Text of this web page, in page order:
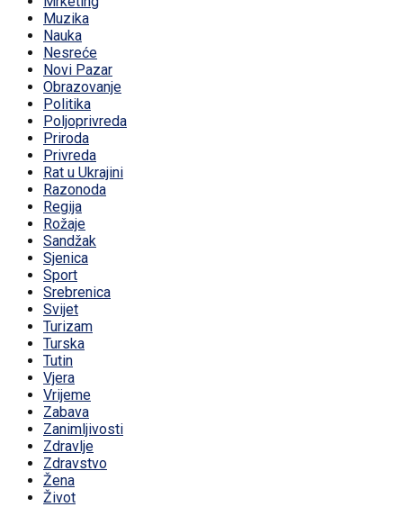
Muzika
Nauka
Nesreće
Novi Pazar
Obrazovanje
Politika
Poljoprivreda
Priroda
Privreda
Rat u Ukrajini
Razonoda
Regija
Rožaje
Sandžak
Sjenica
Sport
Srebrenica
Svijet
Turizam
Turska
Tutin
Vjera
Vrijeme
Zabava
Zanimljivosti
Zdravlje
Zdravstvo
Žena
Život